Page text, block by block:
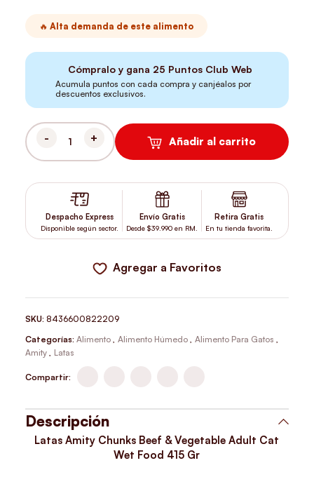
🔥 Alta demanda de este alimento
Cómpralo y gana 25 Puntos Club Web
Acumula puntos con cada compra y canjéalos por
descuentos exclusivos.
LATAS AMITY CHUNKS BEEF & VEGETABLE ADULT CAT WET
Añadir al carrito
Despacho Express
Disponible según sector.
Envío Gratis
Desde $39.990 en RM.
Retira Gratis
En tu tienda favorita.
Agregar a Favoritos
SKU:8436600822209
Categorías: Alimento , Alimento Húmedo , Alimento Para Gatos ,
Amity , Latas
Compartir:
Descripción
Latas Amity Chunks Beef & Vegetable Adult Cat
Wet Food 415 Gr